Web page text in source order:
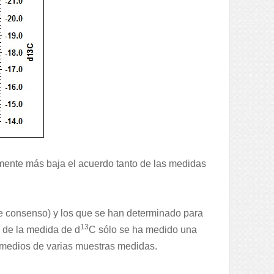
más baja el acuerdo tanto de las medidas
y los que se han determinado para
la medida de d 13C sólo se ha medido una
de varias muestras medidas.